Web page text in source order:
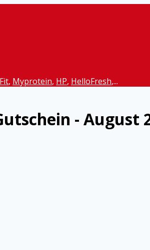
, Myprotein, HP, HelloFresh,...
- August